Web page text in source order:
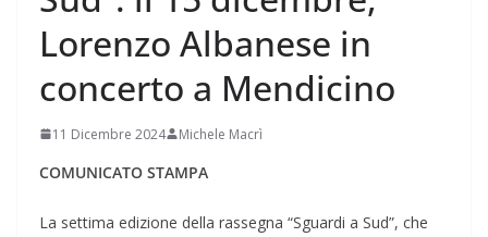
Lorenzo Albanese in
concerto a Mendicino
11 Dicembre 2024 Michele Macrì
COMUNICATO STAMPA
La settima edizione della rassegna “Sguardi a Sud”, che